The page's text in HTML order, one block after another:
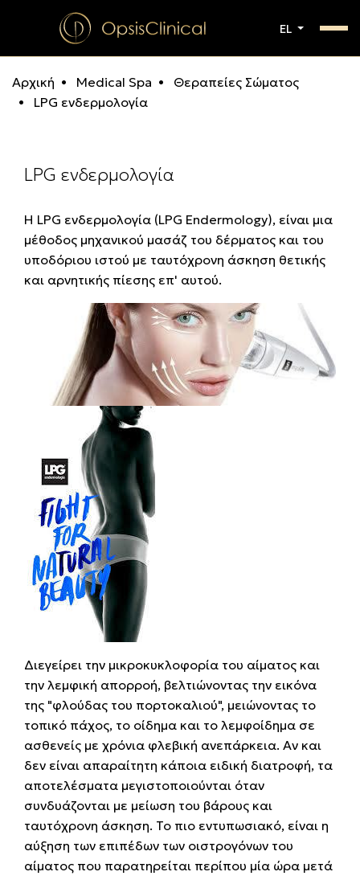
EL
Αρχική Medical Spa
Θεραπείες Σώματος
LPG ενδερμολογία
LPG ενδερμολογία
H LPG ενδερμολογία (LPG Endermology), είναι μια
μέθοδος μηχανικού μασάζ του δέρματος και του
υποδόριου ιστού με ταυτόχρονη άσκηση θετικής
και αρνητικής πίεσης επ' αυτού.
Διεγείρει την μικροκυκλοφορία του αίματος και
την λεμφική απορροή, βελτιώνοντας την εικόνα
της "φλούδας του πορτοκαλιού", μειώνοντας το
τοπικό πάχος, το οίδημα και το λεμφοίδημα σε
ασθενείς με χρόνια φλεβική ανεπάρκεια. Αν και
δεν είναι απαραίτητη κάποια ειδική διατροφή, τα
αποτελέσματα μεγιστοποιούνται όταν
συνδυάζονται με μείωση του βάρους και
ταυτόχρονη άσκηση. Το πιο εντυπωσιακό, είναι η
αύξηση των επιπέδων των οιστρογόνων του
αίματος που παρατηρείται περίπου μία ώρα μετά